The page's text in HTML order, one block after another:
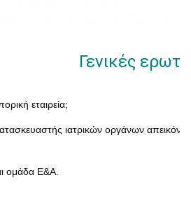
Γενικές
εταιρεία;
ιατρικών οργάνων
ομάδα Ε&Α.